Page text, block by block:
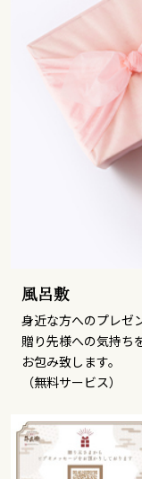
風呂敷
身近な方へのプレゼ
贈り先様への気持ち
お包み致します。
（無料サービス）